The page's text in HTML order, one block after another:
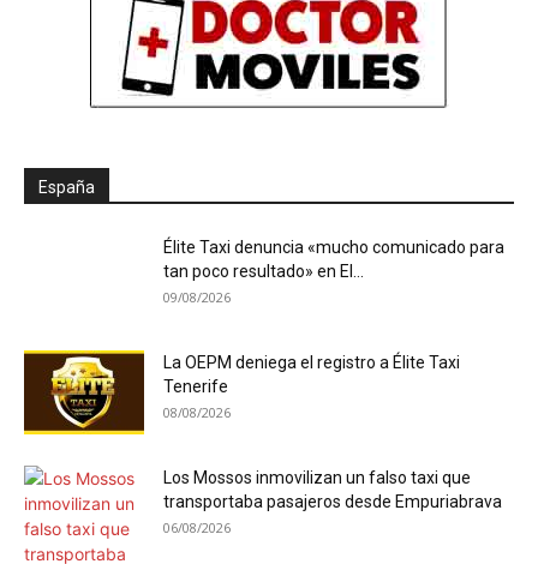
España
Élite Taxi denuncia «mucho comunicado para
tan poco resultado» en El...
09/08/2026
La OEPM deniega el registro a Élite Taxi
Tenerife
08/08/2026
Los Mossos inmovilizan un falso taxi que
transportaba pasajeros desde Empuriabrava
06/08/2026